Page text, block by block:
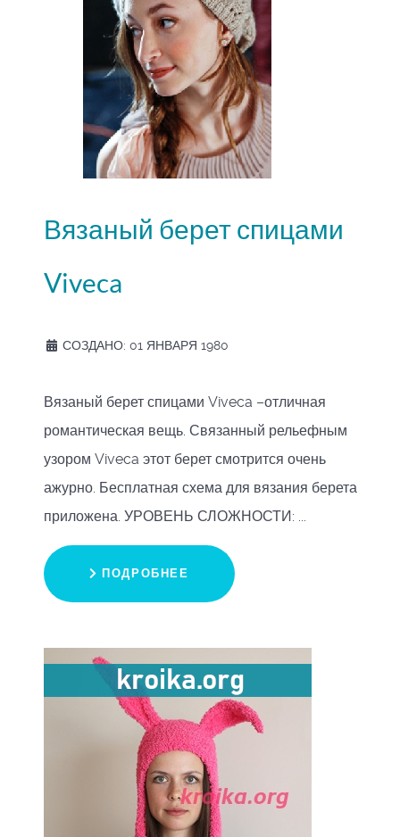
Вязаный берет спицами
Viveca
СОЗДАНО: 01 ЯНВАРЯ 1980
Вязаный берет спицами Viveca –отличная
романтическая вещь. Связанный рельефным
узором Viveca этот берет смотрится очень
ажурно. Бесплатная схема для вязания берета
приложена. УРОВЕНЬ СЛОЖНОСТИ: ...
ПОДРОБНЕЕ